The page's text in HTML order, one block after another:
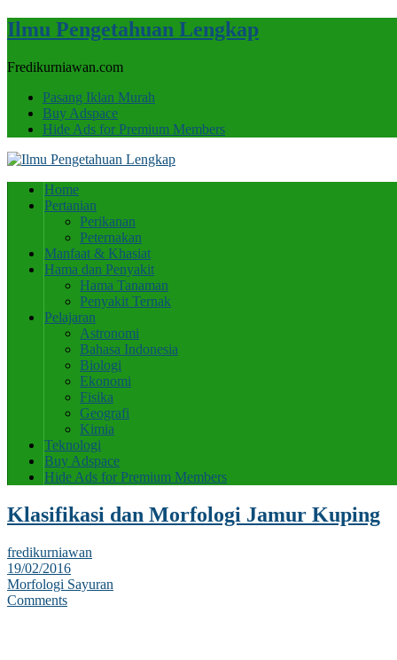
Ilmu Pengetahuan Lengkap
Fredikurniawan.com
Pasang Iklan Murah
Buy Adspace
Hide Ads for Premium Members
Home
Pertanian
Perikanan
Peternakan
Manfaat & Khasiat
Hama dan Penyakit
Hama Tanaman
Penyakit Ternak
Pelajaran
Astronomi
Bahasa Indonesia
Biologi
Ekonomi
Fisika
Geografi
Kimia
Teknologi
Buy Adspace
Hide Ads for Premium Members
Klasifikasi dan Morfologi Jamur Kuping
fredikurniawan
19/02/2016
Morfologi Sayuran
Comments